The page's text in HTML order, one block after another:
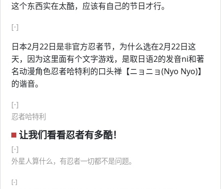
这个东西实在太酷，应该有自己的节日才行。
[-]
日本2月22日是非官方忍者节，为什么选在2月22日这
天，因为这里面有个文字游戏，是取日语2的发音ni和著
名动漫角色忍者哈特利的口头禅【ニョニョ(Nyo Nyo)】
的谐音。
[-]
忍者哈特利
让我们看看忍者有多酷！
[-]
外星人算什么，有忍者一切都不是问题。
[-]